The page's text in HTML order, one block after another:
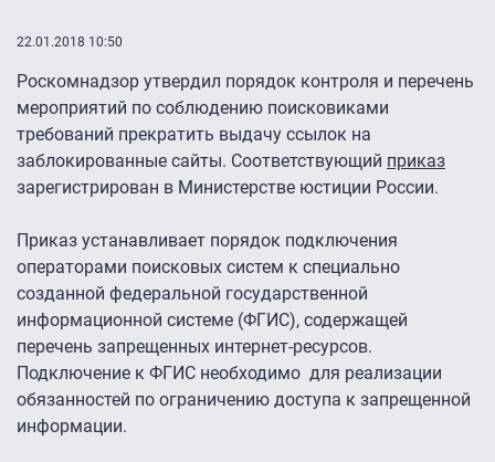
22.01.2018 10:50
Роскомнадзор утвердил порядок контроля и перечень
мероприятий по соблюдению поисковиками
требований прекратить выдачу ссылок на
заблокированные сайты. Соответствующий приказ
зарегистрирован в Министерстве юстиции России.
Приказ устанавливает порядок подключения
операторами поисковых систем к специально
созданной федеральной государственной
информационной системе (ФГИС), содержащей
перечень запрещенных интернет-ресурсов.
Подключение к ФГИС необходимо для реализации
обязанностей по ограничению доступа к запрещенной
информации.